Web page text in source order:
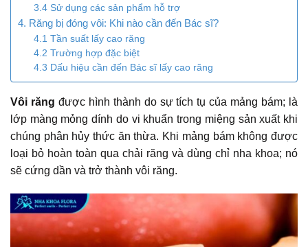
3.4 Sử dụng các sản phẩm hỗ trợ
4. Răng bị đóng vôi: Khi nào cần đến Bác sĩ?
4.1 Tần suất lấy cao răng
4.2 Trường hợp đặc biệt
4.3 Dấu hiệu cần đến Bác sĩ lấy cao răng
Vôi răng được hình thành do sự tích tụ của mảng bám; là
lớp màng mỏng dính do vi khuẩn trong miệng sản xuất khi
chúng phân hủy thức ăn thừa. Khi mảng bám không được
loại bỏ hoàn toàn qua chải răng và dùng chỉ nha khoa; nó
sẽ cứng dần và trở thành vôi răng.